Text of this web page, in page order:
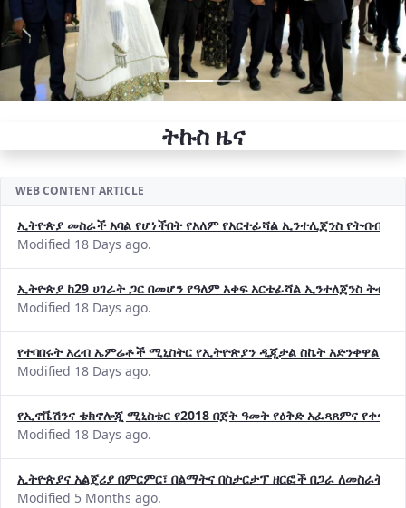
ትኩስ ዜና
WEB CONTENT ARTICLE
ኢትዮጵያ መስራች አባል የሆነችበት የአለም የአርተፊሻል ኢንተሊጀንስ የትብብር
Modified 18 Days ago.
ኢትዮጵያ ከ29 ሀገራት ጋር በመሆን የዓለም አቀፍ አርቴፊሻል ኢንተለጀንስ
Modified 18 Days ago.
የተባበሩት አረብ ኤምሬቶች ሚኒስትር የኢትዮጵያን ዲጂታል ስኬት አድንቀዋል
Modified 18 Days ago.
የኢኖቬሽንና ቴክኖሎጂ ሚኒስቴር የ2018 በጀት ዓመት የዕቅድ አፈጻጸምና
Modified 18 Days ago.
ኢትዮጵያና አልጄሪያ በምርምር፣ በልማትና በስታርታፕ ዘርፎች በጋራ ለመስራት
Modified 5 Months ago.